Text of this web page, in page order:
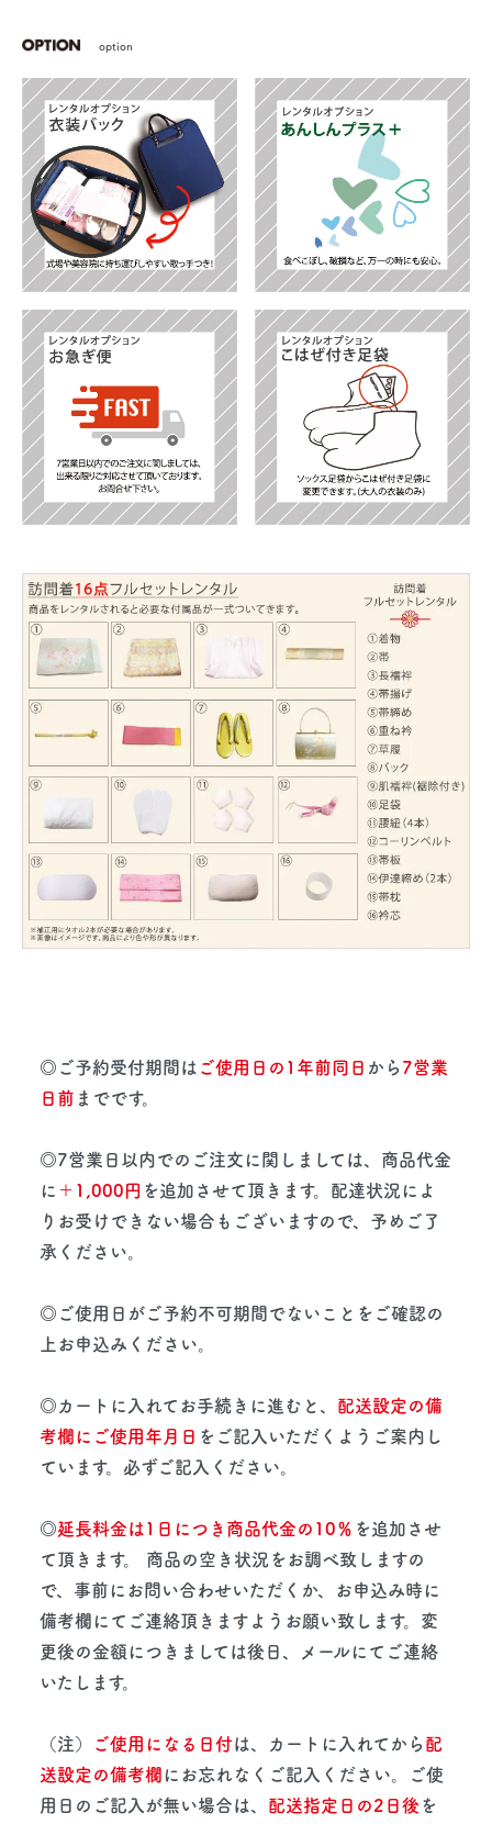
option
◎ご予約受付期間は ご使用日の1年前同日 から7営業
日前 までです。
◎7営業日以内でのご注文に関しましては、商品代金
に ＋1,000円 を追加させて頂きます。配達状況によ
りお受けできない場合もございますので、予めご了
承ください。
◎ご使用日がご予約不可期間でないことをご確認の
上お申込みください。
◎カートに入れてお手続きに進むと、 配送設定の備
考欄にご使用年月日 をご記入いただくようご案内し
ています。必ずご記入ください。
◎延長料金は1日につき商品代金の10％ を追加させ
て頂きます。 商品の空き状況をお調べ致しますの
で、事前にお問い合わせいただくか、お申込み時に
備考欄にてご連絡頂きますようお願い致します。変
更後の金額につきましては後日、メールにてご連絡
いたします。
（注） ご使用になる日付は、カートに入れてから配
送設定の備考欄 にお忘れなくご記入ください。ご使
用日のご記入が無い場合は、 配送指定日の2日後 を